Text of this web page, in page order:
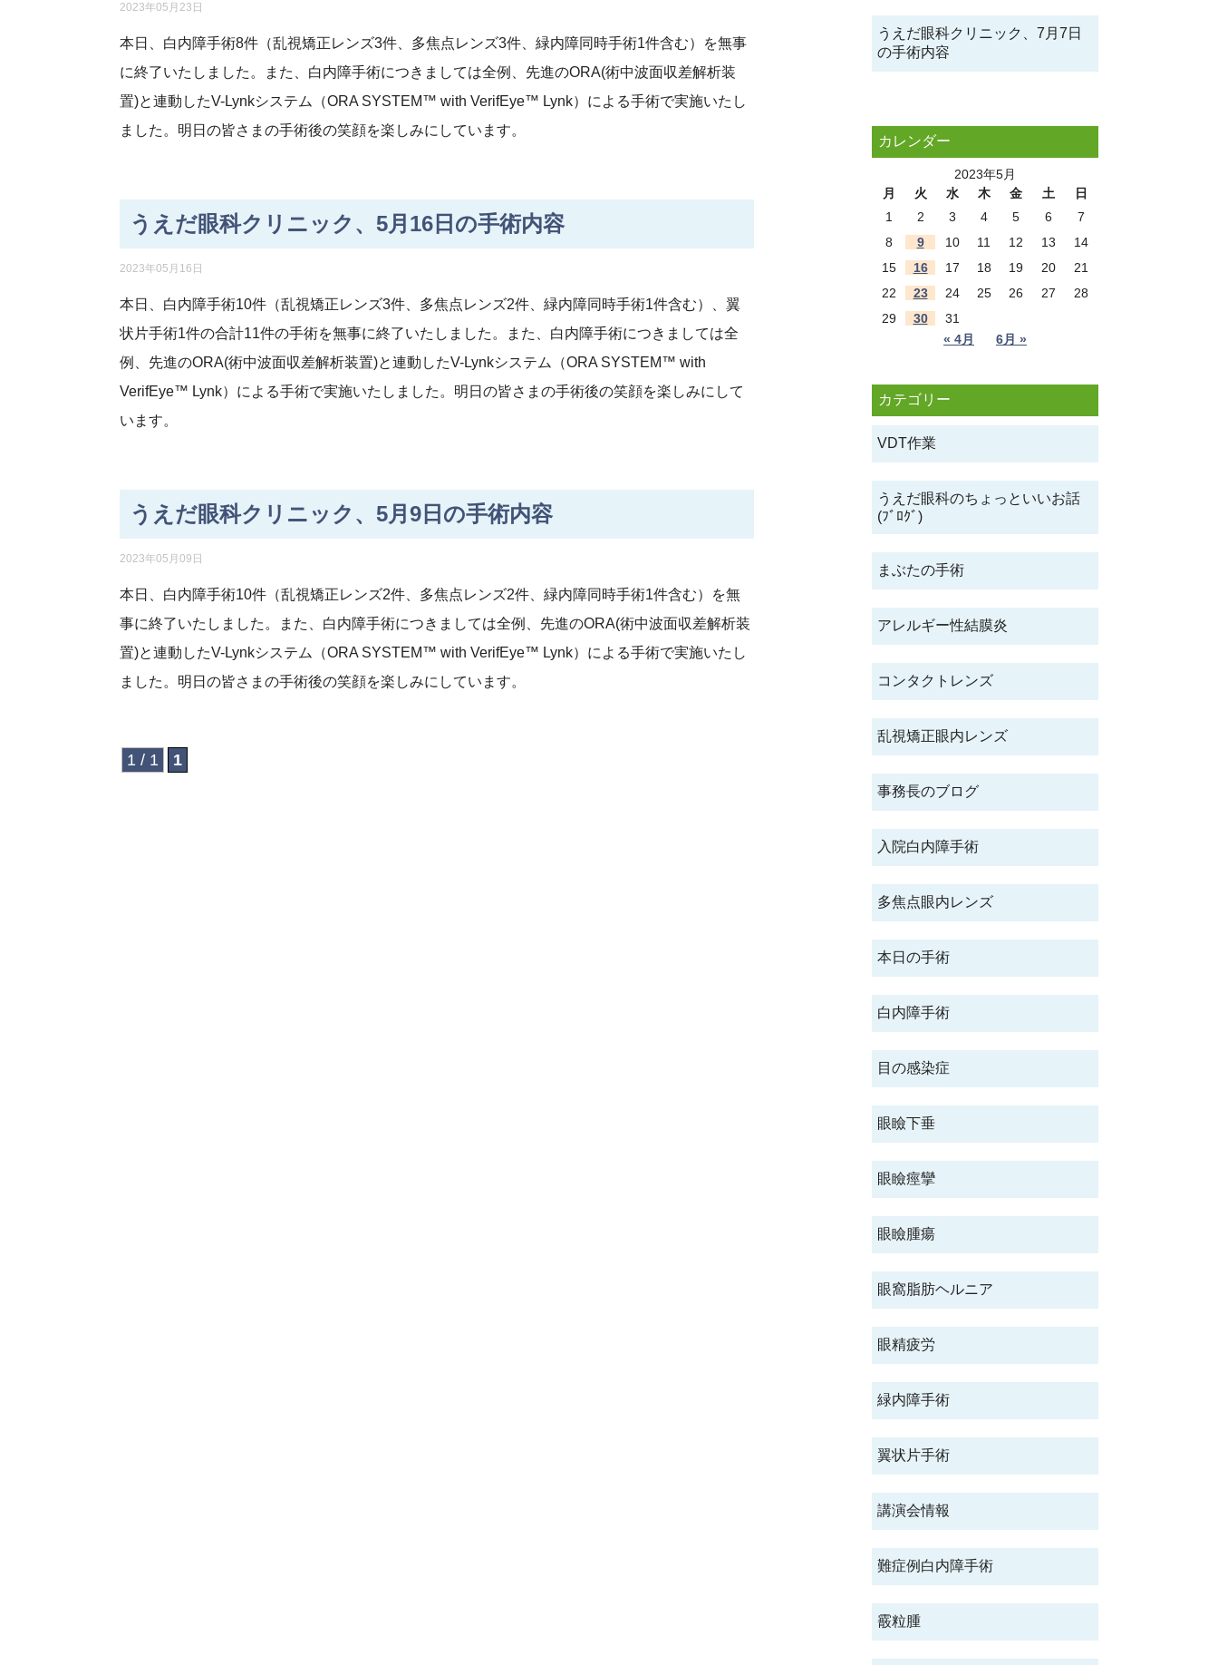
うえだ眼科クリニック、7月7日
の手術内容
カレンダー
2023年5月
月
火 水 木 金 土
日
1
2 3 4 5 6
7
8
9 10 11 12 13
14
15
16 17 18 19 20
21
22
23 24 25 26 27
28
29
30
31
« 4月
6月 »
カテゴリー
VDT作業
うえだ眼科のちょっといいお話
(ﾌﾞﾛｸﾞ)
まぶたの手術
アレルギー性結膜炎
コンタクトレンズ
乱視矯正眼内レンズ
事務長のブログ
入院白内障手術
多焦点眼内レンズ
本日の手術
白内障手術
目の感染症
眼瞼下垂
眼瞼痙攣
眼瞼腫瘍
眼窩脂肪ヘルニア
眼精疲労
緑内障手術
翼状片手術
講演会情報
難症例白内障手術
霰粒腫
2023年05月23日
本日、白内障手術8件（乱視矯正レンズ3件、多焦点レンズ3件、緑内障同時手術1件含む）を無事
に終了いたしました。また、白内障手術につきましては全例、先進のORA(術中波面収差解析装
置)と連動したV-Lynkシステム（ORA SYSTEM™ with VerifEye™ Lynk）による手術で実施いたし
ました。明日の皆さまの手術後の笑顔を楽しみにしています。
うえだ眼科クリニック、5月16日の手術内容
2023年05月16日
本日、白内障手術10件（乱視矯正レンズ3件、多焦点レンズ2件、緑内障同時手術1件含む）、翼
状片手術1件の合計11件の手術を無事に終了いたしました。また、白内障手術につきましては全
例、先進のORA(術中波面収差解析装置)と連動したV-Lynkシステム（ORA SYSTEM™ with
VerifEye™ Lynk）による手術で実施いたしました。明日の皆さまの手術後の笑顔を楽しみにして
います。
うえだ眼科クリニック、5月9日の手術内容
2023年05月09日
本日、白内障手術10件（乱視矯正レンズ2件、多焦点レンズ2件、緑内障同時手術1件含む）を無
事に終了いたしました。また、白内障手術につきましては全例、先進のORA(術中波面収差解析装
置)と連動したV-Lynkシステム（ORA SYSTEM™ with VerifEye™ Lynk）による手術で実施いたし
ました。明日の皆さまの手術後の笑顔を楽しみにしています。
1 / 1 1